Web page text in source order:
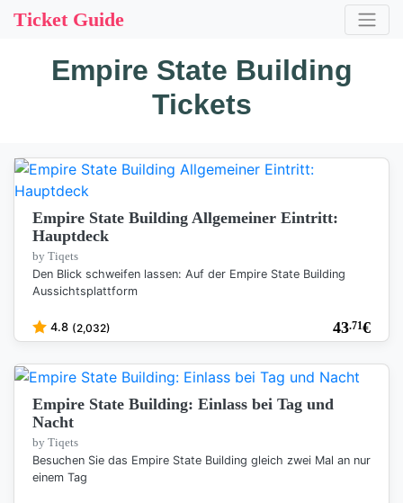
Ticket Guide
Empire State Building
Tickets
Empire State Building Allgemeiner Eintritt:
Hauptdeck
by Tiqets
Den Blick schweifen lassen: Auf der Empire State Building
Aussichtsplattform
4.8 (2,032) 43.71€
Empire State Building: Einlass bei Tag und
Nacht
by Tiqets
Besuchen Sie das Empire State Building gleich zwei Mal an nur
einem Tag